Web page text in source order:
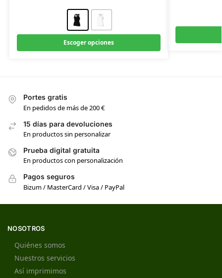
Escoger opciones
Portes gratis
En pedidos de más de 200 €
15 días para devoluciones
En productos sin personalizar
Prueba digital gratuita
En productos con personalización
Pagos seguros
Bizum / MasterCard / Visa / PayPal
NOSOTROS
Quiénes somos
Nuestros servicios
Así imprimimos